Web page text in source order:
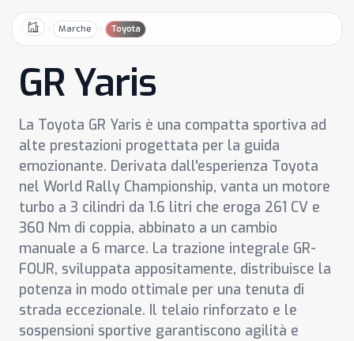
HomeMarche Toyota
GR Yaris
La Toyota GR Yaris è una compatta sportiva ad
alte prestazioni progettata per la guida
emozionante. Derivata dall'esperienza Toyota
nel World Rally Championship, vanta un motore
turbo a 3 cilindri da 1.6 litri che eroga 261 CV e
360 Nm di coppia, abbinato a un cambio
manuale a 6 marce. La trazione integrale GR-
FOUR, sviluppata appositamente, distribuisce la
potenza in modo ottimale per una tenuta di
strada eccezionale. Il telaio rinforzato e le
sospensioni sportive garantiscono agilità e